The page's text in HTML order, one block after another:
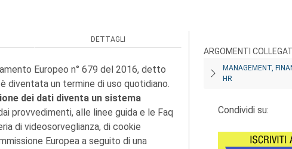
DETTAGLI
Europeo n° 679 del 2016, detto
diventata un termine di uso quotidiano.
dei dati diventa un sistema
provvedimenti, alle linee guida e le Faq
di videosorveglianza, di cookie
Europea a seguito di una
ARGOMENTI COLLEGATI
MANAGEMENT,
HR
Condividi su: